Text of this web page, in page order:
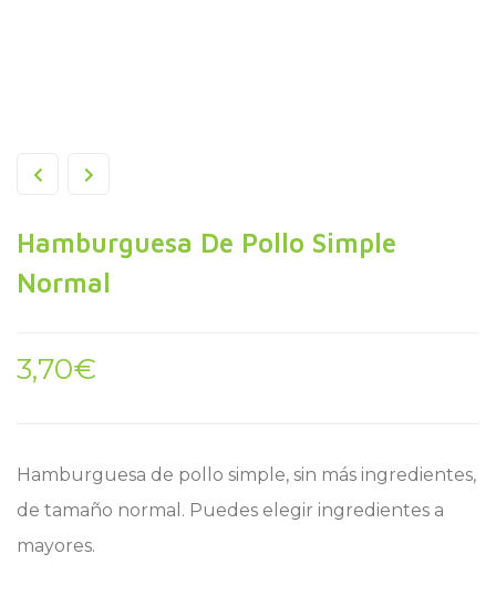
Hamburguesa De Pollo Simple
Normal
3,70€
Hamburguesa de pollo simple, sin más ingredientes,
de tamaño normal. Puedes elegir ingredientes a
mayores.